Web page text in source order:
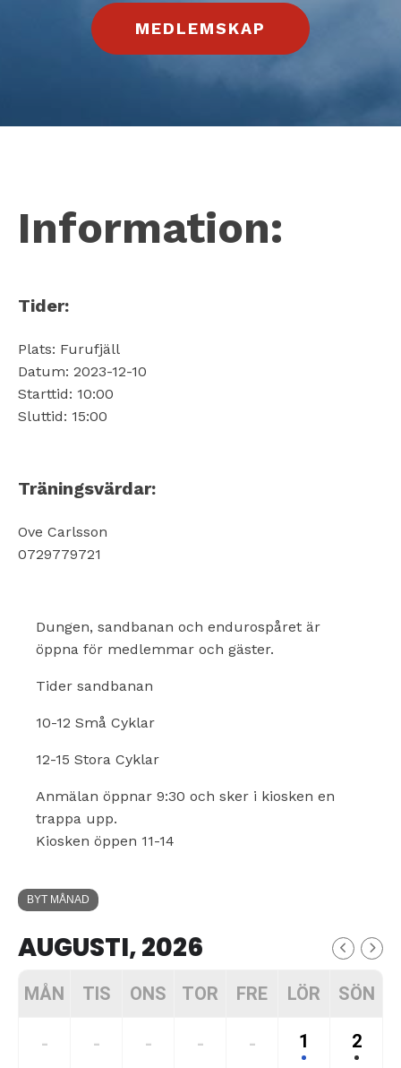
MEDLEMSKAP
Information:
Tider:
Plats: Furufjäll
Datum: 2023-12-10
Starttid: 10:00
Sluttid: 15:00
Träningsvärdar:
Ove Carlsson
0729779721
Dungen, sandbanan och endurospåret är
öppna för medlemmar och gäster.
Tider sandbanan
10-12 Små Cyklar
12-15 Stora Cyklar
Anmälan öppnar 9:30 och sker i kiosken en
trappa upp.
Kiosken öppen 11-14
BYT MÅNAD
AUGUSTI, 2026
MÅN TIS ONS TOR FRE LÖR SÖN
- - - - - 1 2